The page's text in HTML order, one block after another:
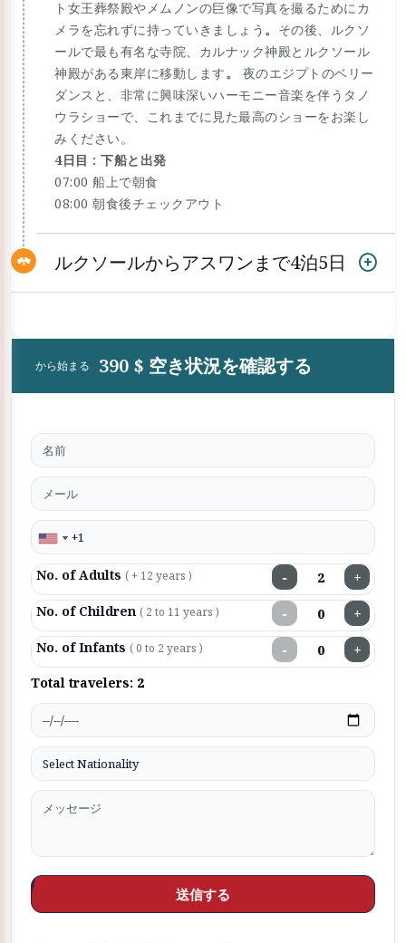
ト女王葬祭殿やメムノンの巨像で写真を撮るためにカ
メラを忘れずに持っていきましょう 。 その後、ルクソ
ールで最も有名な寺院、カルナック神殿とルクソール
神殿がある東岸に移動します。 夜のエジプトのベリー
ダンスと、非常に興味深いハーモニー音楽を伴うタノ
ウラショーで、これまでに見た最高のショーをお楽し
みください。
4日目 : 下船と出発
07:00 船上で朝食
08:00 朝食後チェックアウト
ルクソールからアスワンまで4泊5日
から始まる 390 $ 空き状況を確認する
No. of Adults ( + 12 years ) − +
No. of Children ( 2 to 11 years ) − +
No. of Infants ( 0 to 2 years ) − +
Total travelers: 2
送信する